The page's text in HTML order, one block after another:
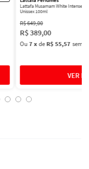
Lattafa Musamam White Intense
Unissex 100ml
R$649,00
R$389,00
Ou7xdeR$ 55,57 sem